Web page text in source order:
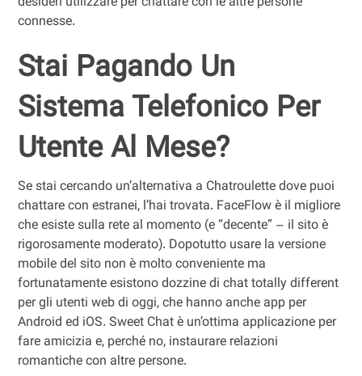
connesse.
Stai Pagando Un
Sistema Telefonico Per
Utente Al Mese?
Se stai cercando un’alternativa a Chatroulette dove puoi
chattare con estranei, l’hai trovata. FaceFlow è il migliore
che esiste sulla rete al momento (e “decente” – il sito è
rigorosamente moderato). Dopotutto usare la versione
mobile del sito non è molto conveniente ma
fortunatamente esistono dozzine di chat totally different
per gli utenti web di oggi, che hanno anche app per
Android ed iOS. Sweet Chat è un’ottima applicazione per
fare amicizia e, perché no, instaurare relazioni
romantiche con altre persone.